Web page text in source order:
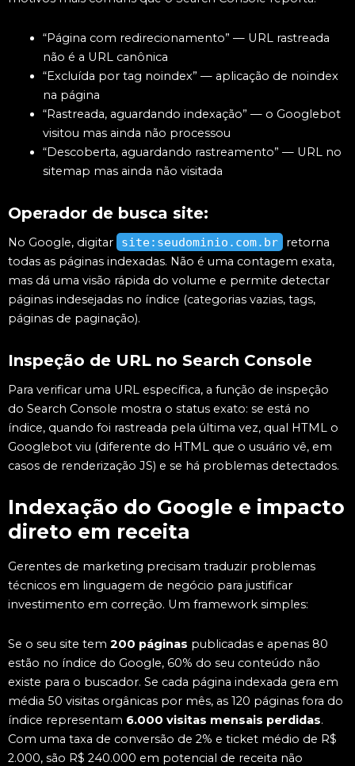
“Página com redirecionamento” — URL rastreada
não é a URL canônica
“Excluída por tag noindex” — aplicação de noindex
na página
“Rastreada, aguardando indexação” — o Googlebot
visitou mas ainda não processou
“Descoberta, aguardando rastreamento” — URL no
sitemap mas ainda não visitada
Operador de busca site:
No Google, digitar site:seudominio.com.br
retorna
todas as páginas indexadas. Não é uma contagem exata,
mas dá uma visão rápida do volume e permite detectar
páginas indesejadas no índice (categorias vazias, tags,
páginas de paginação).
Inspeção de URL no Search Console
Para verificar uma URL específica, a função de inspeção
do Search Console mostra o status exato: se está no
índice, quando foi rastreada pela última vez, qual HTML o
Googlebot viu (diferente do HTML que o usuário vê, em
casos de renderização JS) e se há problemas detectados.
Indexação do Google e impacto
direto em receita
Gerentes de marketing precisam traduzir problemas
técnicos em linguagem de negócio para justificar
investimento em correção. Um framework simples:
Se o seu site tem 200 páginas publicadas e apenas 80
estão no índice do Google, 60% do seu conteúdo não
existe para o buscador. Se cada página indexada gera em
média 50 visitas orgânicas por mês, as 120 páginas fora do
índice representam 6.000 visitas mensais perdidas.
Com uma taxa de conversão de 2% e ticket médio de R$
2.000, são R$ 240.000 em potencial de receita não